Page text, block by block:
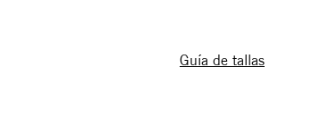
Guía de tallas